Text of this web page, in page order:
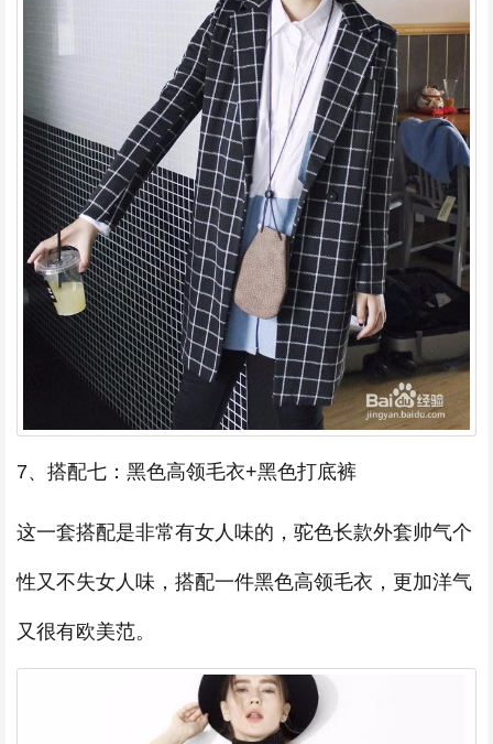
7、搭配七：黑色高领毛衣+黑色打底裤
这一套搭配是非常有女人味的，驼色长款外套帅气个
性又不失女人味，搭配一件黑色高领毛衣，更加洋气
又很有欧美范。